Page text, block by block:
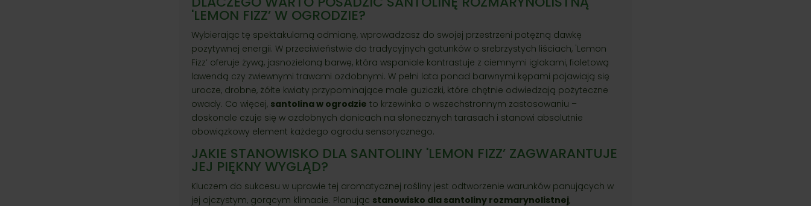
'LEMON FIZZ’ W OGRODZIE?
Wybierając tę spektakularną odmianę, wprowadzasz do swojej przestrzeni potężną dawkę
pozytywnej energii. W przeciwieństwie do tradycyjnych gatunków o srebrzystych liściach, 'Lemon
Fizz’ oferuje żywą, jasnozieloną barwę, która wspaniale kontrastuje z ciemnymi iglakami, fioletową
lawendą czy zwiewnymi trawami ozdobnymi. W pełni lata ponad barwnymi kępami pojawiają się
urocze, drobne, żółte kwiaty przypominające małe guziczki, które chętnie odwiedzają pożyteczne
owady. Co więcej, santolina w ogrodzie to krzewinka o wszechstronnym zastosowaniu –
doskonale czuje się w ozdobnych donicach na słonecznych tarasach i stanowi absolutnie
obowiązkowy element każdego ogrodu sensorycznego.
JAKIE STANOWISKO DLA SANTOLINY 'LEMON FIZZ’ ZAGWARANTUJE
JEJ PIĘKNY WYGLĄD?
Kluczem do sukcesu w uprawie tej aromatycznej rośliny jest odtworzenie warunków panujących w
jej ojczystym, gorącym klimacie. Planując stanowisko dla santoliny rozmarynolistnej,